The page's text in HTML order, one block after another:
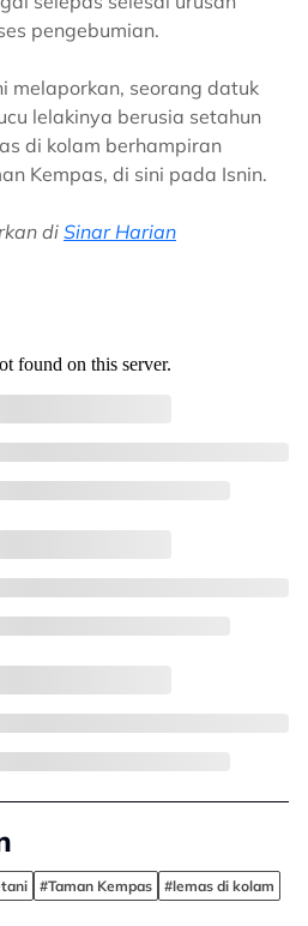
pengebumian.
melaporkan, seorang datuk
lelakinya berusia setahun
di kolam berhampiran
Kempas, di sini pada Isnin.
diSinar Harian
#Taman Kempas
#lemas di kolam